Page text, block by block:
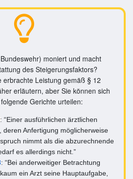
moniert und macht
des Steigerungsfaktors?
erbrachte Leistung gemäß § 12
erläutern, aber Sie können sich
Gerichte urteilen:
: “Einer ausführlichen ärztlichen
deren Anfertigung möglicherweise
nimmt als die abzurechnende
es allerdings nicht.”
: “Bei anderweitiger Betrachtung
ein Arzt seine Hauptaufgabe,